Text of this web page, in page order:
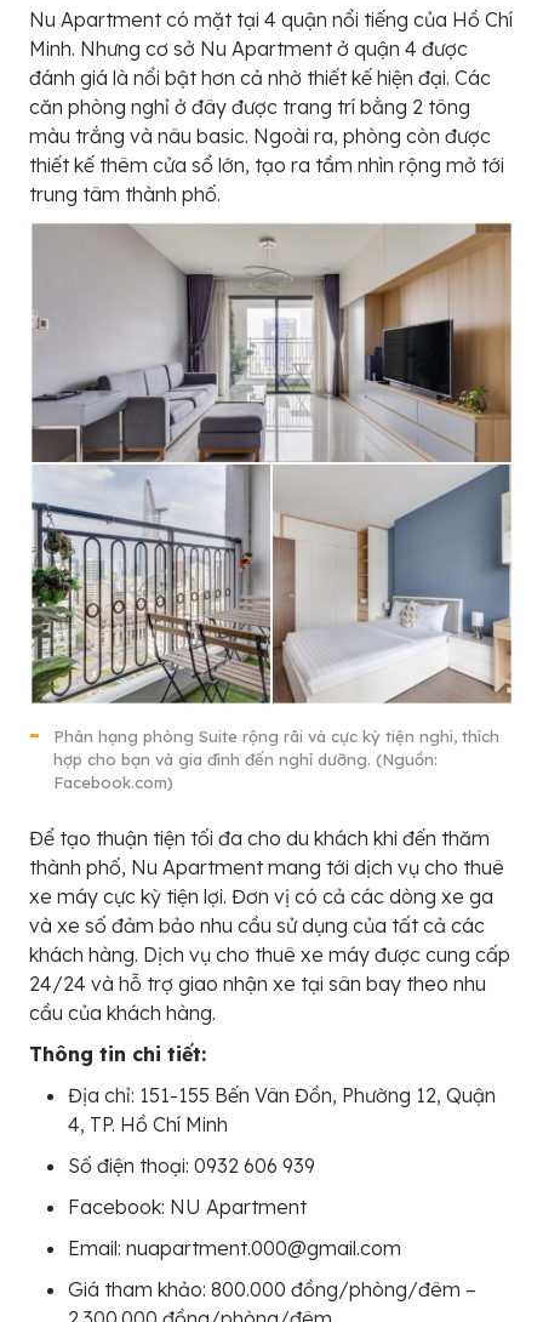
Nu Apartment có mặt tại 4 quận nổi tiếng của Hồ Chí
Minh. Nhưng cơ sở Nu Apartment ở quận 4 được
đánh giá là nổi bật hơn cả nhờ thiết kế hiện đại. Các
căn phòng nghỉ ở đây được trang trí bằng 2 tông
màu trắng và nâu basic. Ngoài ra, phòng còn được
thiết kế thêm cửa sổ lớn, tạo ra tầm nhìn rộng mở tới
trung tâm thành phố.
Phân hạng phòng Suite rộng rãi và cực kỳ tiện nghi, thích
hợp cho bạn và gia đình đến nghỉ dưỡng. (Nguồn:
Facebook.com)
Để tạo thuận tiện tối đa cho du khách khi đến thăm
thành phố, Nu Apartment mang tới dịch vụ cho thuê
xe máy cực kỳ tiện lợi. Đơn vị có cả các dòng xe ga
và xe số đảm bảo nhu cầu sử dụng của tất cả các
khách hàng. Dịch vụ cho thuê xe máy được cung cấp
24/24 và hỗ trợ giao nhận xe tại sân bay theo nhu
cầu của khách hàng.
Thông tin chi tiết:
Địa chỉ: 151-155 Bến Vân Đồn, Phường 12, Quận
4, TP. Hồ Chí Minh
Số điện thoại: 0932 606 939
Facebook: NU Apartment
Email: nuapartment.000@gmail.com
Giá tham khảo: 800.000 đồng/phòng/đêm –